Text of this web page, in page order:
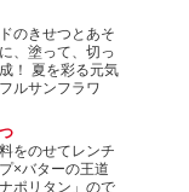
のきせつとあそ
、塗って、切っ
！ 夏を彩る元気
ルサンフラワ
をのせてレンチ
×バターの王道
ポリタン」ので